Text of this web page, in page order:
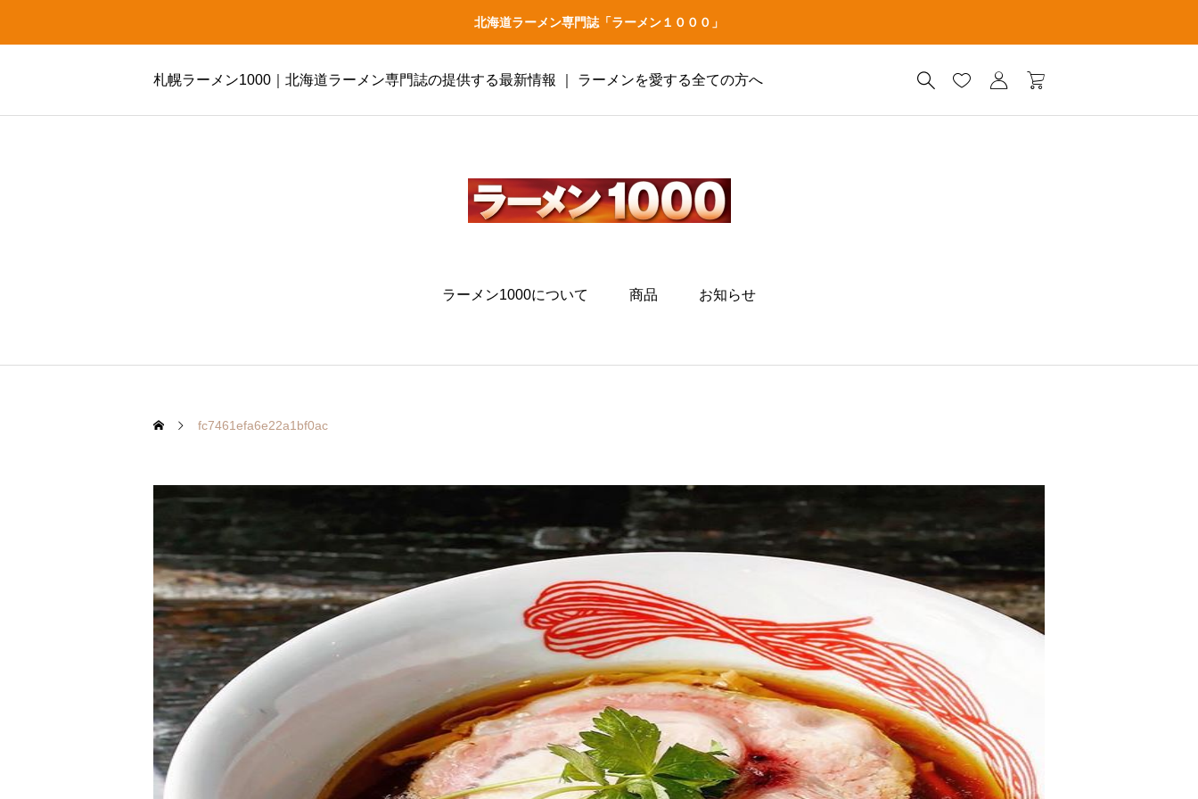
北海道ラーメン専門誌「ラーメン１０００」
札幌ラーメン1000｜北海道ラーメン専門誌の提供する最新情報 ｜ ラーメンを愛する全ての方へ
ラーメン1000について 商品 お知らせ
fc7461efa6e22a1bf0ac